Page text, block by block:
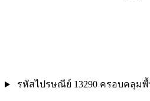
รหัสไปรษณีย์ 13290 ครอบคลุมพื้